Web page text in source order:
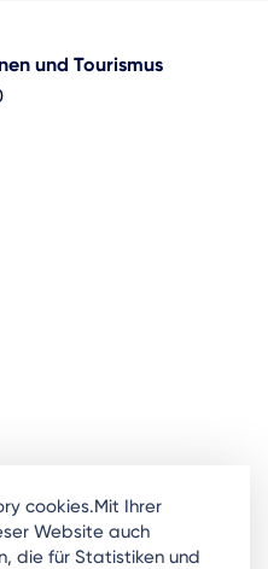
und Tourismus
cookies.Mit Ihrer
Website auch
die für Statistiken und